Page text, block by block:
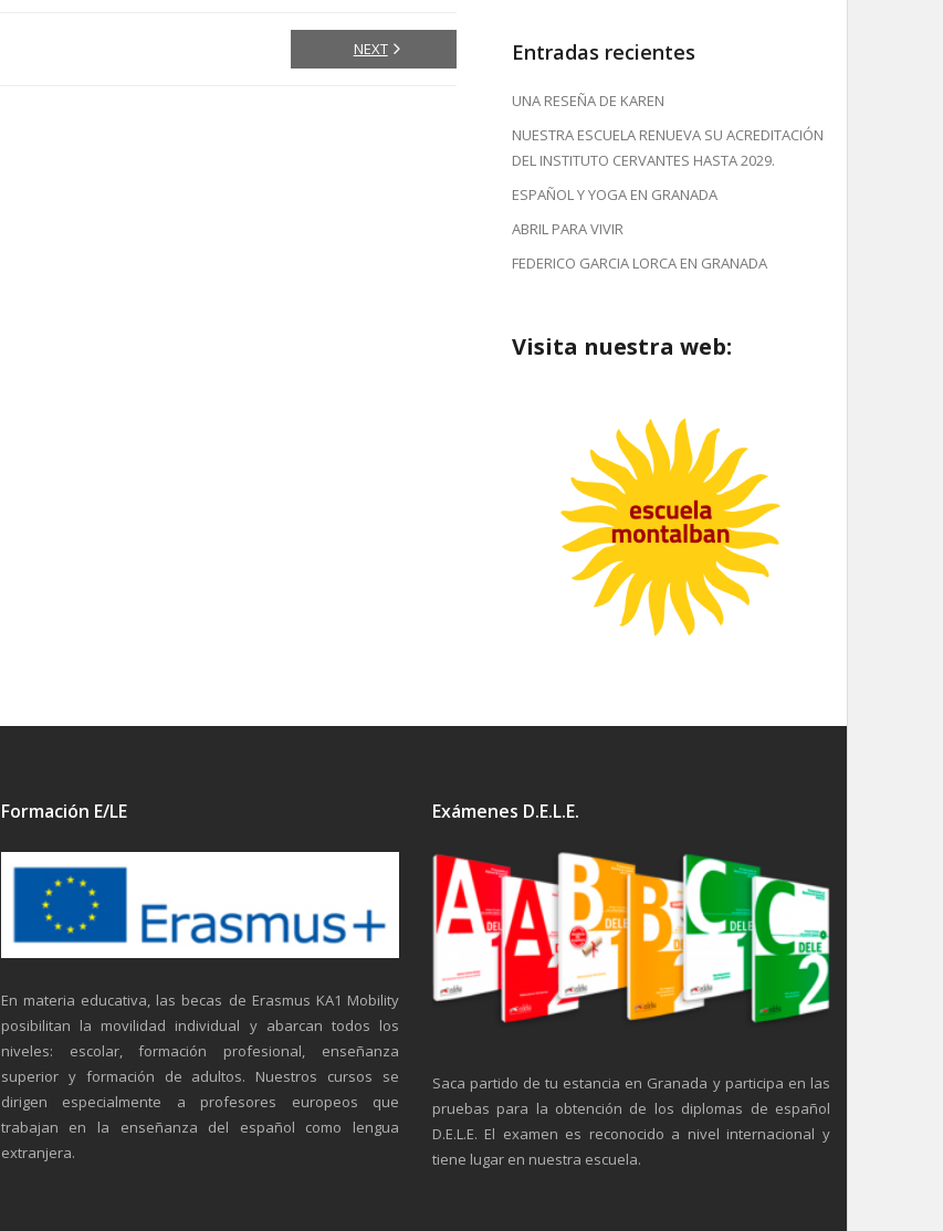
NEXT Entradas recientes
UNA RESEÑA DE KAREN
NUESTRA ESCUELA RENUEVA SU ACREDITACIÓN
DEL INSTITUTO CERVANTES HASTA 2029.
ESPAÑOL Y YOGA EN GRANADA
ABRIL PARA VIVIR
FEDERICO GARCIA LORCA EN GRANADA
Visita nuestra web:
Formación E/LE
En materia educativa, las becas de Erasmus KA1 Mobility
posibilitan la movilidad individual y abarcan todos los
niveles: escolar, formación profesional, enseñanza
superior y formación de adultos. Nuestros cursos se
dirigen especialmente a profesores europeos que
trabajan en la enseñanza del español como lengua
extranjera.
Exámenes D.E.L.E.
Saca partido de tu estancia en Granada y participa en las
pruebas para la obtención de los diplomas de español
D.E.L.E. El examen es reconocido a nivel internacional y
tiene lugar en nuestra escuela.